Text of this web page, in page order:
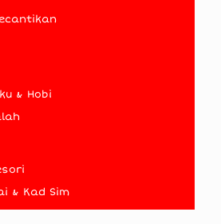
& Hobi
& Kad Sim